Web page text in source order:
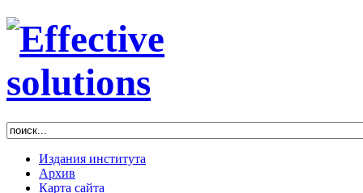
Издания института
Архив
Карта сайта